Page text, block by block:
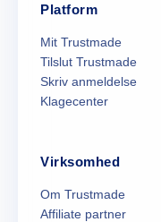
Platform
Mit Trustmade
Tilslut Trustmade
Skriv anmeldelse
Klagecenter
Virksomhed
Om Trustmade
Affiliate partner